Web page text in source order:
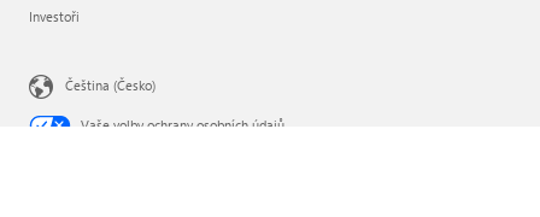
Investoři
Čeština (Česko)
Vaše volby ochrany osobních údajů